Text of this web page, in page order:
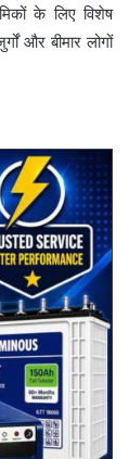
के लिए विशेष
और बीमार लोगों